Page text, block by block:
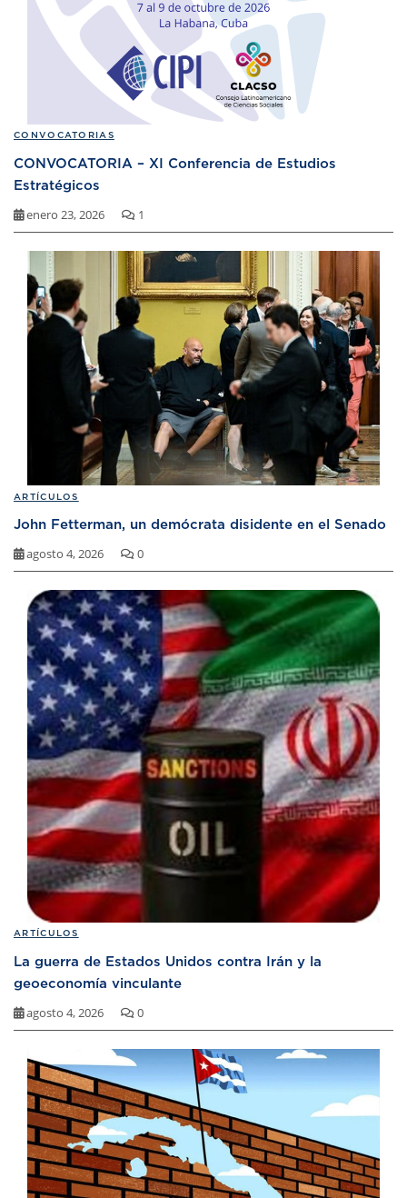
CONVOCATORIAS
CONVOCATORIA – XI Conferencia de Estudios
Estratégicos
enero 23, 2026 1
ARTÍCULOS
John Fetterman, un demócrata disidente en el Senado
agosto 4, 2026 0
ARTÍCULOS
La guerra de Estados Unidos contra Irán y la
geoeconomía vinculante
agosto 4, 2026 0